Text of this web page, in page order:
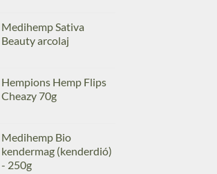
Medihemp Sativa
Beauty arcolaj
Hempions Hemp Flips
Cheazy 70g
Medihemp Bio
kendermag (kenderdió)
- 250g